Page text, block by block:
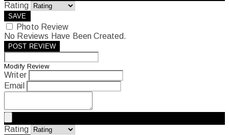
Rating
SAVE
Photo Review
No Reviews Have Been Created.
POST REVIEW
Modify Review
Writer
Email
Rating